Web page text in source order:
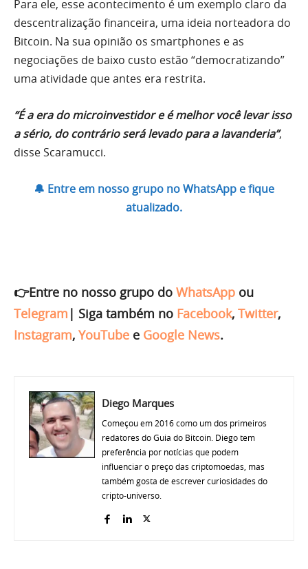
Para ele, esse acontecimento é um exemplo claro da
descentralização financeira, uma ideia norteadora do
Bitcoin. Na sua opinião os smartphones e as
negociações de baixo custo estão “democratizando”
uma atividade que antes era restrita.
“É a era do microinvestidor e é melhor você levar isso
a sério, do contrário será levado para a lavanderia”,
disse Scaramucci.
🔔 Entre em nosso grupo no WhatsApp e fique
atualizado.
👉Entre no nosso grupo do WhatsApp ou
Telegram | Siga também no Facebook, Twitter,
Instagram, YouTube e Google News.
Diego Marques
Começou em 2016 como um dos primeiros
redatores do Guia do Bitcoin. Diego tem
preferência por notícias que podem
influenciar o preço das criptomoedas, mas
também gosta de escrever curiosidades do
cripto-universo.